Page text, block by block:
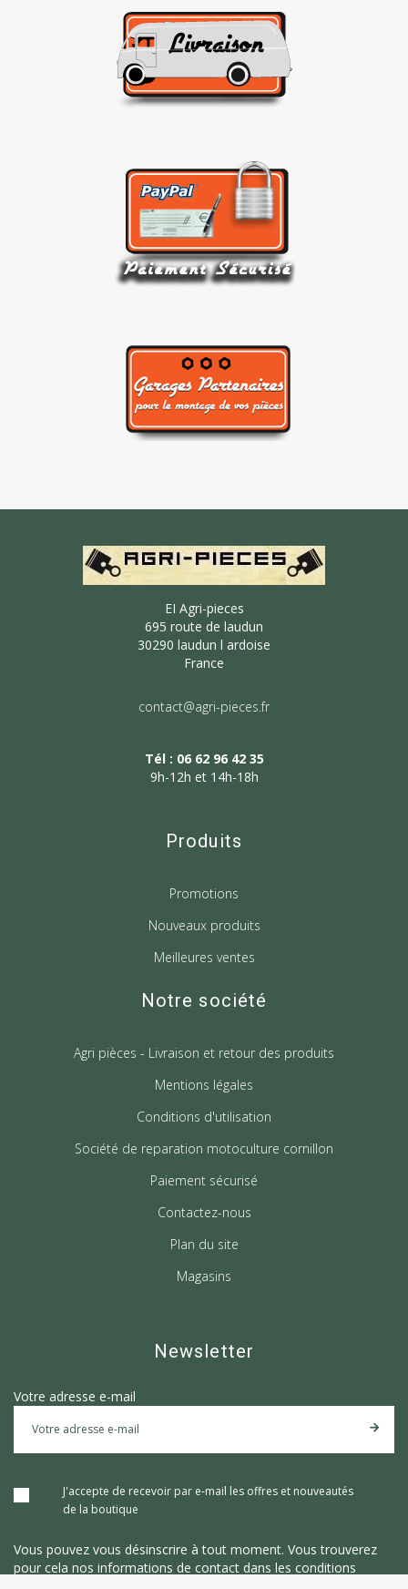
EI Agri-pieces
695 route de laudun
30290 laudun l ardoise
France
contact@agri-pieces.fr
Tél : 06 62 96 42 35
9h-12h et 14h-18h
Produits
Promotions
Nouveaux produits
Meilleures ventes
Notre société
Agri pièces - Livraison et retour des produits
Mentions légales
Conditions d'utilisation
Société de reparation motoculture cornillon
Paiement sécurisé
Contactez-nous
Plan du site
Magasins
Newsletter
Votre adresse e-mail
J'accepte de recevoir par e-mail les offres et nouveautés
de la boutique
Vous pouvez vous désinscrire à tout moment. Vous trouverez
pour cela nos informations de contact dans les conditions